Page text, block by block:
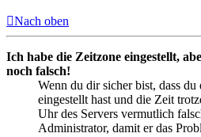
Nach oben
Ich habe die Zeitzone eingestellt,
noch falsch!
Wenn du dir sicher bist, dass
eingestellt hast und die Zeit
Uhr des Servers vermutlich
Administrator, damit er das